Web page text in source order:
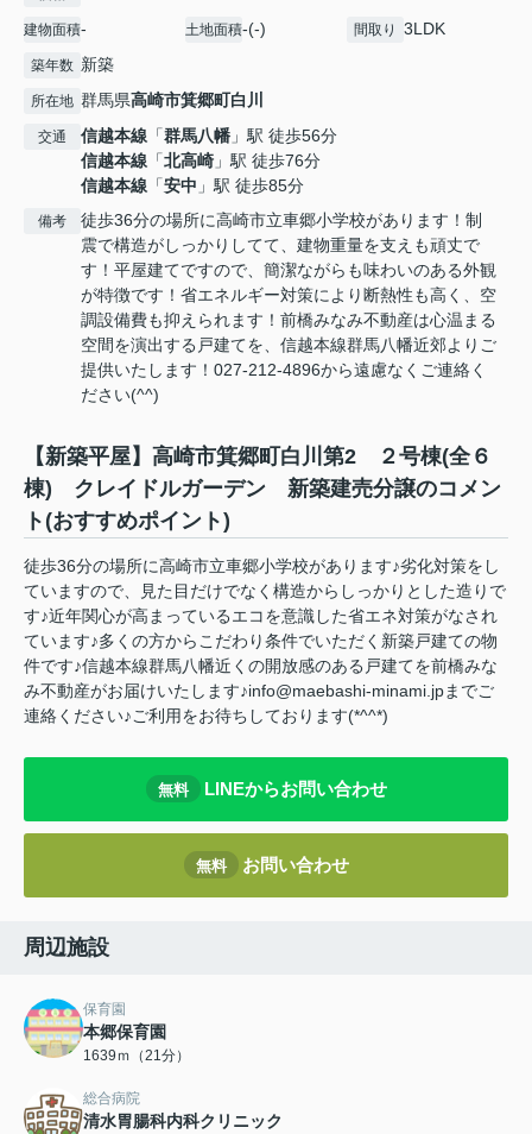
建物面積- 土地面積-(-) 間取り 3LDK
築年数 新築
所在地 群馬県高崎市箕郷町白川
交通 信越本線 「群馬八幡 」駅 徒歩56分
信越本線 「北高崎 」駅 徒歩76分
信越本線 「安中 」駅 徒歩85分
備考
徒歩36分の場所に高崎市立車郷小学校があります！制
震で構造がしっかりしてて、建物重量を支えも頑丈で
す！平屋建てですので、簡潔ながらも味わいのある外観
が特徴です！省エネルギー対策により断熱性も高く、空
調設備費も抑えられます！前橋みなみ不動産は心温まる
空間を演出する戸建てを、信越本線群馬八幡近郊よりご
提供いたします！027-212-4896から遠慮なくご連絡く
ださい(^^)
【新築平屋】高崎市箕郷町白川第2 ２号棟(全６
棟) クレイドルガーデン 新築建売分譲のコメン
ト(おすすめポイント)
徒歩36分の場所に高崎市立車郷小学校があります♪劣化対策をし
ていますので、見た目だけでなく構造からしっかりとした造りで
す♪近年関心が高まっているエコを意識した省エネ対策がなされ
ています♪多くの方からこだわり条件でいただく新築戸建ての物
件です♪信越本線群馬八幡近くの開放感のある戸建てを前橋みな
み不動産がお届けいたします♪info@maebashi-minami.jpまでご
連絡ください♪ご利用をお待ちしております(*^^*)
無料 LINEからお問い合わせ
無料 お問い合わせ
周辺施設
保育園
本郷保育園
1639ｍ（21分）
総合病院
清水胃腸科内科クリニック